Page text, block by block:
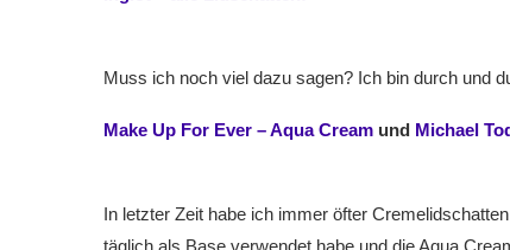
Muss ich noch viel dazu sagen? Ich bin durch und
Make Up For Ever – Aqua Cream und Michael
In letzter Zeit habe ich immer öfter